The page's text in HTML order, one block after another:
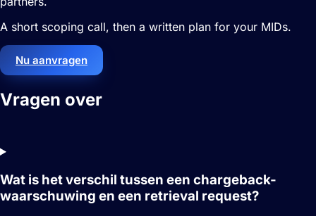
A short scoping call, then a written plan for your MIDs.
Nu aanvragen
Vragen over
Wat is het verschil tussen een chargeback-
waarschuwing en een retrieval request?